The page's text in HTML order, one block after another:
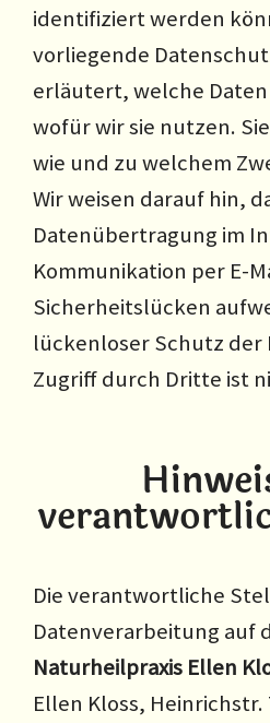
identifiziert werden
vorliegende
erläutert, welche
wofür wir sie nutzen.
wie und zu welchem
Wir weisen darauf hin,
Datenübertragung im
Kommunikation per E-
Sicherheitslücken
lückenloser Schutz der
Zugriff durch Dritte ist
Die verantwortliche
Datenverarbeitung auf
Naturheilpraxis Ellen
Ellen Kloss, Heinrichstr.